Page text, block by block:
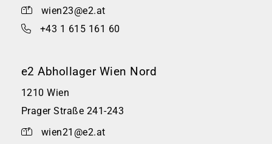
wien23@e2.at
+43 1 615 161 60
e2 Abhollager Wien Nord
1210 Wien
Prager Straße 241-243
wien21@e2.at